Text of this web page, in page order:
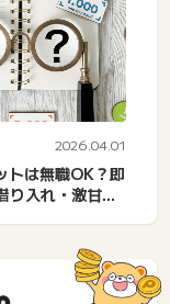
2026.04.01
トは無職OK？即
り入れ・激甘審